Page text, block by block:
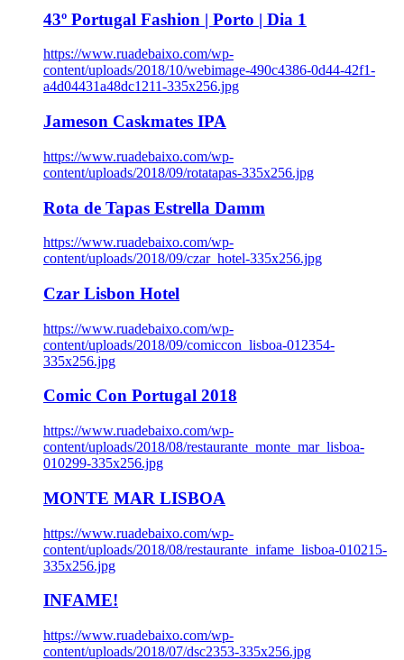
43º Portugal Fashion | Porto | Dia 1
https://www.ruadebaixo.com/wp-
content/uploads/2018/10/webimage-490c4386-0d44-42f1-
a4d04431a48dc1211-335x256.jpg
Jameson Caskmates IPA
https://www.ruadebaixo.com/wp-
content/uploads/2018/09/rotatapas-335x256.jpg
Rota de Tapas Estrella Damm
https://www.ruadebaixo.com/wp-
content/uploads/2018/09/czar_hotel-335x256.jpg
Czar Lisbon Hotel
https://www.ruadebaixo.com/wp-
content/uploads/2018/09/comiccon_lisboa-012354-
335x256.jpg
Comic Con Portugal 2018
https://www.ruadebaixo.com/wp-
content/uploads/2018/08/restaurante_monte_mar_lisboa-
010299-335x256.jpg
MONTE MAR LISBOA
https://www.ruadebaixo.com/wp-
content/uploads/2018/08/restaurante_infame_lisboa-010215-
335x256.jpg
INFAME!
https://www.ruadebaixo.com/wp-
content/uploads/2018/07/dsc2353-335x256.jpg